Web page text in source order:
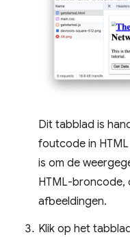
Dit tabblad is
foutcode in
is om de
HTML-broncode,
afbeeldingen.
Klik op het